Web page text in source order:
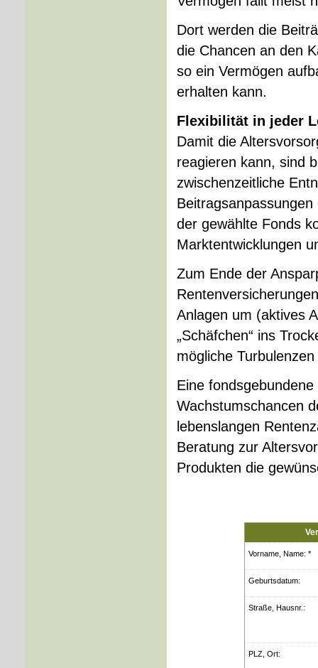
Dort werden die
die Chancen an den
so ein Vermögen
erhalten kann.
Flexibilität in jeder
Damit die
reagieren kann, sind
zwischenzeitliche
der gewählte Fonds
Marktentwicklungen
Zum Ende der
Anlagen um (aktives
„Schäfchen“ ins
mögliche
Eine
Wachstumschancen
lebenslangen
Beratung zur
Produkten die
Vorname, Name: *
Geburts­datum:
Straße, Hausnr.:
PLZ, Ort: